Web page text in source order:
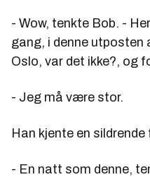
- Wow, tenkte Bob. -
gang, i denne utposten
Oslo, var det ikke?, og
- Jeg må være stor.
Han kjente en
- En natt som denne,